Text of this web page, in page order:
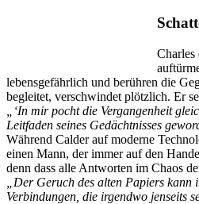
Charles
lebensgefährlich und berühren die
begleitet, verschwindet plötzlich. Er
„‘In mir pocht die Vergangenheit
Leitfaden seines Gedächtnisses
Während Calder auf moderne
einen Mann, der immer auf den
denn dass alle Antworten im Chaos
„Der Geruch des alten Papiers
Verbindungen, die irgendwo jenseits